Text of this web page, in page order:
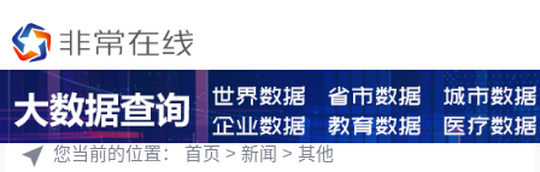
您当前的位置：首页 >新闻 >其他